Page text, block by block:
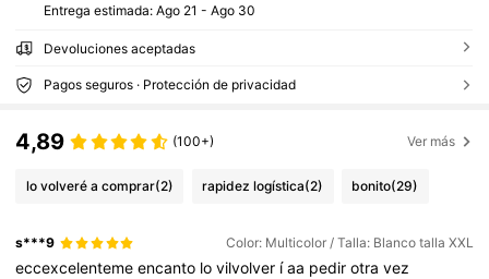
Entrega estimada: Ago 21 - Ago 30
Devoluciones aceptadas
Pagos seguros · Protección de privacidad
4,89 (100+) Ver más
lo volveré a comprar(2) rapidez logística(2) bonito(29)
s***9 Color: Multicolor / Talla: Blanco talla XXL
eccexcelentemeencanto lovilvolver íaa pedirotravez